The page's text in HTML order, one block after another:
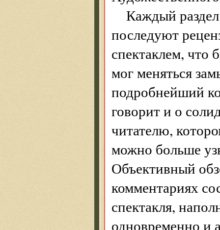
Каждый
последуют
спектаклем, что
мог меняться
подробнейший
говорит и о
читателю,
можно больше
Объективный
комментариях
спектакля,
одновременно и